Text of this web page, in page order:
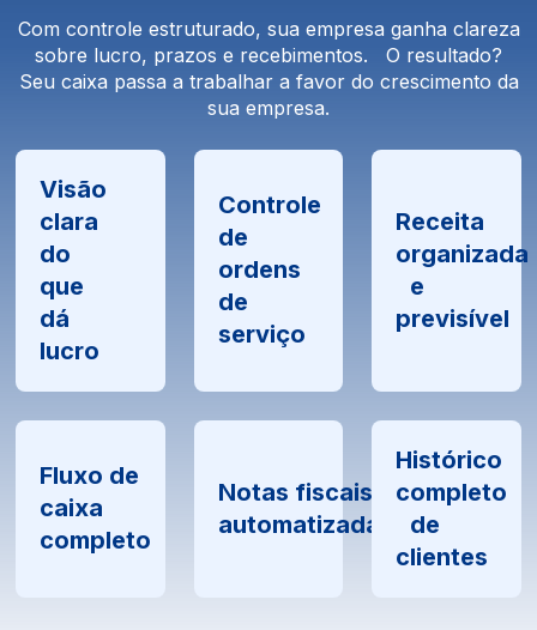
Com controle estruturado, sua empresa ganha clareza
sobre lucro, prazos e recebimentos. O resultado?
Seu caixa passa a trabalhar a favor do crescimento da
sua empresa.
Visão
clara
do
que
dá
lucro
Controle
de
ordens
de
serviço
Receita
organizada
e
previsível
Fluxo de
caixa
completo
Notas fiscais
automatizadas
Histórico
completo
de
clientes